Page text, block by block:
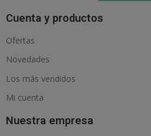
Cuenta y productos
Ofertas
Novedades
Los más vendidos
Mi cuenta
Nuestra empresa